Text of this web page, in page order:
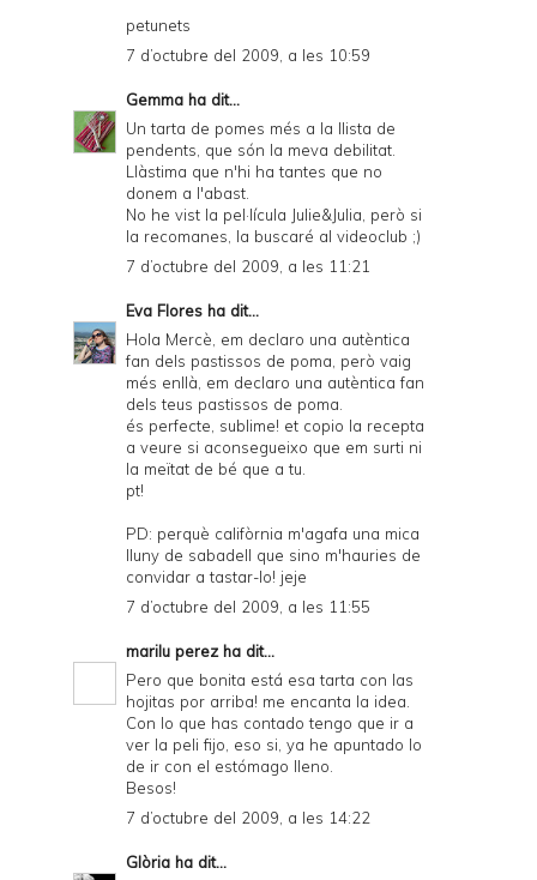
petunets
7 d’octubre del 2009, a les 10:59
Gemma ha dit...
Un tarta de pomes més a la llista de
pendents, que són la meva debilitat.
Llàstima que n'hi ha tantes que no
donem a l'abast.
No he vist la pel·lícula Julie&Julia, però si
la recomanes, la buscaré al videoclub ;)
7 d’octubre del 2009, a les 11:21
Eva Flores ha dit...
Hola Mercè, em declaro una autèntica
fan dels pastissos de poma, però vaig
més enllà, em declaro una autèntica fan
dels teus pastissos de poma.
és perfecte, sublime! et copio la recepta
a veure si aconsegueixo que em surti ni
la meïtat de bé que a tu.
pt!
PD: perquè califòrnia m'agafa una mica
lluny de sabadell que sino m'hauries de
convidar a tastar-lo! jeje
7 d’octubre del 2009, a les 11:55
marilu perez ha dit...
Pero que bonita está esa tarta con las
hojitas por arriba! me encanta la idea.
Con lo que has contado tengo que ir a
ver la peli fijo, eso si, ya he apuntado lo
de ir con el estómago lleno.
Besos!
7 d’octubre del 2009, a les 14:22
Glòria ha dit...